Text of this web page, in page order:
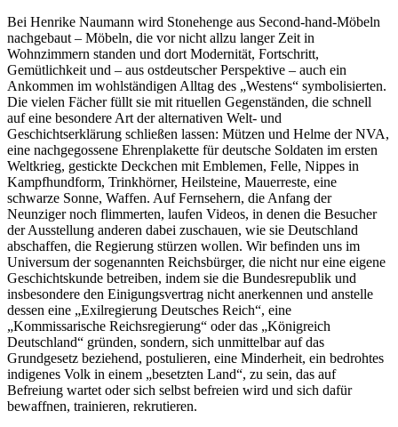
Bei Henrike Naumann wird Stonehenge aus Second-hand-Möbeln
nachgebaut – Möbeln, die vor nicht allzu langer Zeit in
Wohnzimmern standen und dort Modernität, Fortschritt,
Gemütlichkeit und – aus ostdeutscher Perspektive – auch ein
Ankommen im wohlständigen Alltag des „Westens“ symbolisierten.
Die vielen Fächer füllt sie mit rituellen Gegenständen, die schnell
auf eine besondere Art der alternativen Welt- und
Geschichtserklärung schließen lassen: Mützen und Helme der NVA,
eine nachgegossene Ehrenplakette für deutsche Soldaten im ersten
Weltkrieg, gestickte Deckchen mit Emblemen, Felle, Nippes in
Kampfhundform, Trinkhörner, Heilsteine, Mauerreste, eine
schwarze Sonne, Waffen. Auf Fernsehern, die Anfang der
Neunziger noch flimmerten, laufen Videos, in denen die Besucher
der Ausstellung anderen dabei zuschauen, wie sie Deutschland
abschaffen, die Regierung stürzen wollen. Wir befinden uns im
Universum der sogenannten Reichsbürger, die nicht nur eine eigene
Geschichtskunde betreiben, indem sie die Bundesrepublik und
insbesondere den Einigungsvertrag nicht anerkennen und anstelle
dessen eine „Exilregierung Deutsches Reich“, eine
„Kommissarische Reichsregierung“ oder das „Königreich
Deutschland“ gründen, sondern, sich unmittelbar auf das
Grundgesetz beziehend, postulieren, eine Minderheit, ein bedrohtes
indigenes Volk in einem „besetzten Land“, zu sein, das auf
Befreiung wartet oder sich selbst befreien wird und sich dafür
bewaffnen, trainieren, rekrutieren.